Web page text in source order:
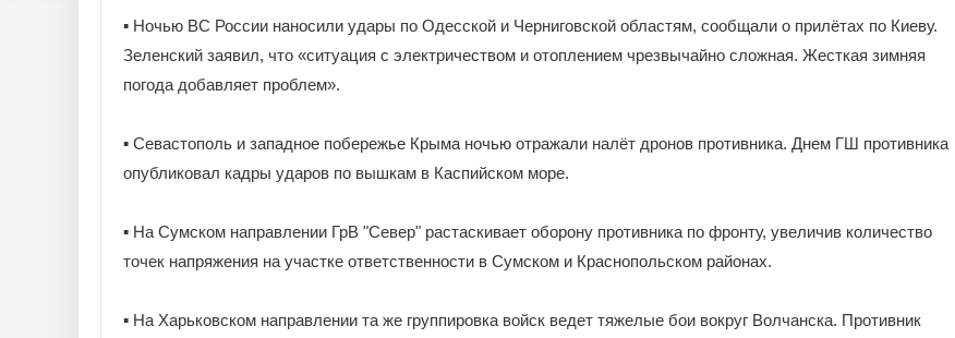
▪️ Ночью ВС России наносили удары по Одесской и Черниговской областям, сообщали о прилётах по Киеву.
Зеленский заявил, что «ситуация с электричеством и отоплением чрезвычайно сложная. Жесткая зимняя
погода добавляет проблем».
▪️ Севастополь и западное побережье Крыма ночью отражали налёт дронов противника. Днем ГШ противника
опубликовал кадры ударов по вышкам в Каспийском море.
▪️ На Сумском направлении ГрВ "Север" растаскивает оборону противника по фронту, увеличив количество
точек напряжения на участке ответственности в Сумском и Краснопольском районах.
▪️ На Харьковском направлении та же группировка войск ведет тяжелые бои вокруг Волчанска. Противник